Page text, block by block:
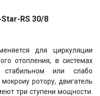
RS 30/8
для циркуляции
отопления, в системах
или слабо
ротору, двигатель
три ступени мощности.